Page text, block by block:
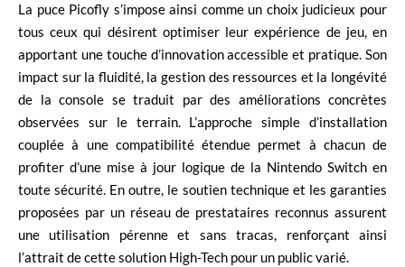
La puce Picofly s’impose ainsi comme un choix judicieux pour
tous ceux qui désirent optimiser leur expérience de jeu, en
apportant une touche d’innovation accessible et pratique. Son
impact sur la fluidité, la gestion des ressources et la longévité
de la console se traduit par des améliorations concrètes
observées sur le terrain. L’approche simple d’installation
couplée à une compatibilité étendue permet à chacun de
profiter d’une mise à jour logique de la Nintendo Switch en
toute sécurité. En outre, le soutien technique et les garanties
proposées par un réseau de prestataires reconnus assurent
une utilisation pérenne et sans tracas, renforçant ainsi
l’attrait de cette solution High-Tech pour un public varié.